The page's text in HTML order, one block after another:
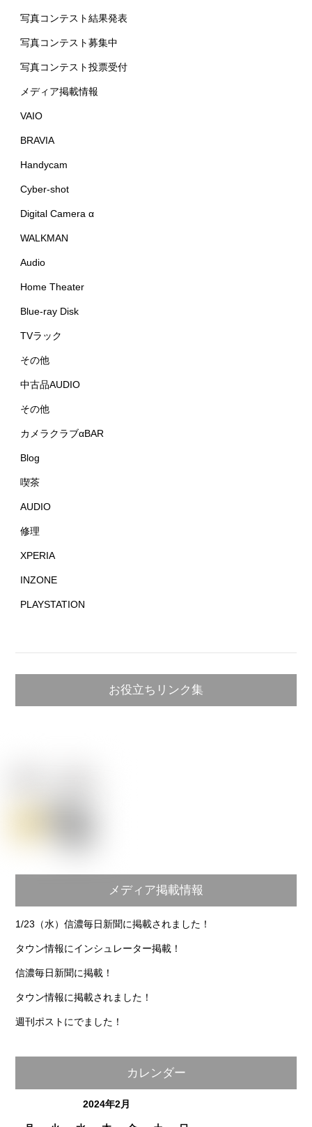
写真コンテスト結果発表
写真コンテスト募集中
写真コンテスト投票受付
メディア掲載情報
VAIO
BRAVIA
Handycam
Cyber-shot
Digital Camera α
WALKMAN
Audio
Home Theater
Blue-ray Disk
TVラック
その他
中古品AUDIO
その他
カメラクラブαBAR
Blog
喫茶
AUDIO
修理
XPERIA
INZONE
PLAYSTATION
お役立ちリンク集
メディア掲載情報
1/23（水）信濃毎日新聞に掲載されました！
タウン情報にインシュレーター掲載！
信濃毎日新聞に掲載！
タウン情報に掲載されました！
週刊ポストにでました！
カレンダー
2024年2月